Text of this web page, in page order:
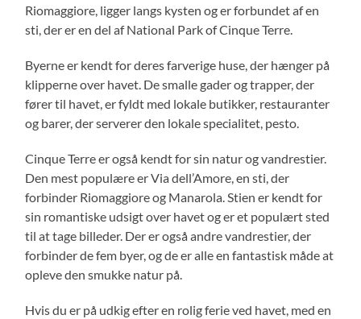
Riomaggiore, ligger langs kysten og er forbundet af en
sti, der er en del af National Park of Cinque Terre.
Byerne er kendt for deres farverige huse, der hænger på
klipperne over havet. De smalle gader og trapper, der
fører til havet, er fyldt med lokale butikker, restauranter
og barer, der serverer den lokale specialitet, pesto.
Cinque Terre er også kendt for sin natur og vandrestier.
Den mest populære er Via dell’Amore, en sti, der
forbinder Riomaggiore og Manarola. Stien er kendt for
sin romantiske udsigt over havet og er et populært sted
til at tage billeder. Der er også andre vandrestier, der
forbinder de fem byer, og de er alle en fantastisk måde at
opleve den smukke natur på.
Hvis du er på udkig efter en rolig ferie ved havet, med en